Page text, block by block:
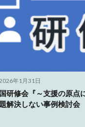
年1月31日
研修会『～支援の原点
解決しない事例検討会